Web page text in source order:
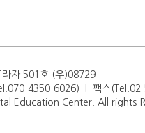
라자 501호 (우)08729
4350-6026) l 팩스
Education Center. All rights